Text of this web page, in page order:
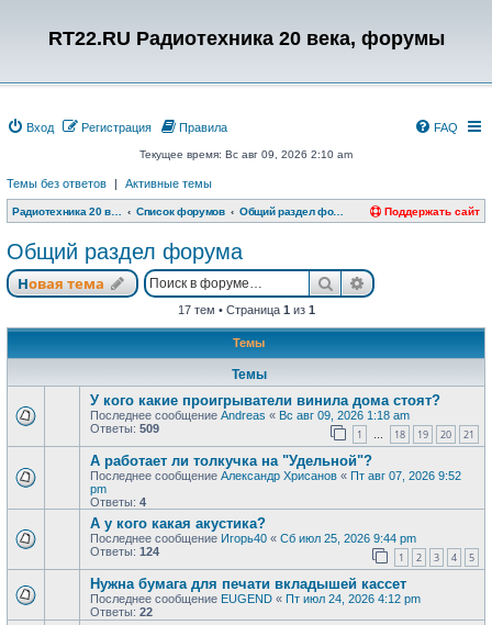
RT22.RU Радиотехника 20 века, форумы
Вход Регистрация FAQ
Правила
Текущее время: Вс авг 09, 2026 2:10 am
Темы без ответов | Активные темы
Радиотехника 20 века, форумы Список форумов Общий раздел форума Поддержать сайт
Общий раздел форума
Новая тема ПоискРасширенный
17 тем • Страница 1 из 1
Темы
Темы
У кого какие проигрыватели винила дома стоят?
Последнее сообщение Andreas « Вс авг 09, 2026 1:18 am
Ответы: 509 1 … 18 19 20 21
А работает ли толкучка на "Удельной"?
Последнее сообщение Александр Хрисанов « Пт авг 07, 2026 9:52
pm
Ответы: 4
А у кого какая акустика?
Последнее сообщение Игорь40 « Сб июл 25, 2026 9:44 pm
Ответы: 124 1 2 3 4 5
Нужна бумага для печати вкладышей кассет
Последнее сообщение EUGEND « Пт июл 24, 2026 4:12 pm
Ответы: 22